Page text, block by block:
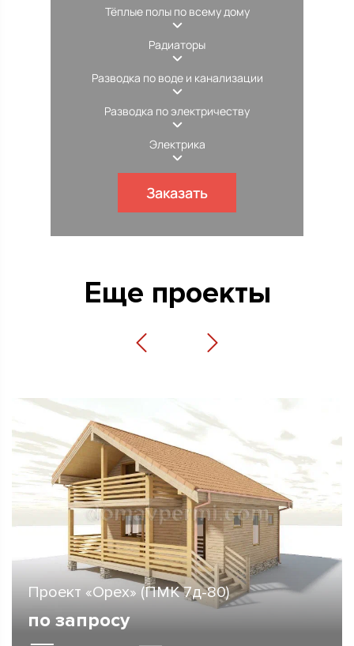
Тёплые полы по всему дому
Радиаторы
Разводка по воде и канализации
Разводка по электричеству
Электрика
Заказать
Еще проекты
Проект «Орех» (ПМК 7д-80)
по запросу